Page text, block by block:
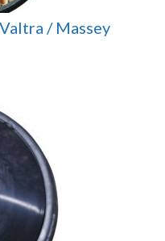
/ Massey